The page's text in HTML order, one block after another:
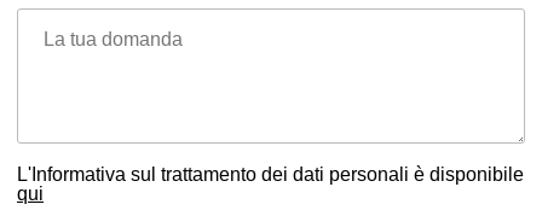
La tua domanda
L'Informativa sul trattamento dei dati personali è disponibile
qui